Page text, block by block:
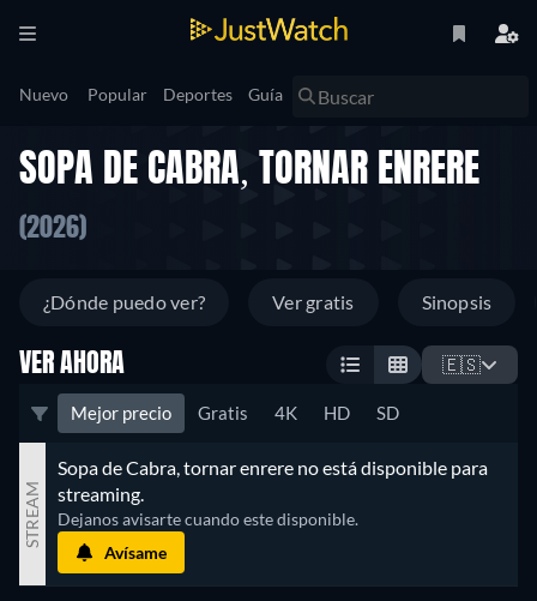
Nuevo Popular Deportes Guía
SOPA DE CABRA, TORNAR ENRERE
(2026)
¿Dónde puedo ver? Ver gratis Sinopsis
VER AHORA 🇪🇸
Mejor precio Gratis 4K HD SD
STREAM
Sopa de Cabra, tornar enrere no está disponible para
streaming.
Dejanos avisarte cuando este disponible.
Avísame